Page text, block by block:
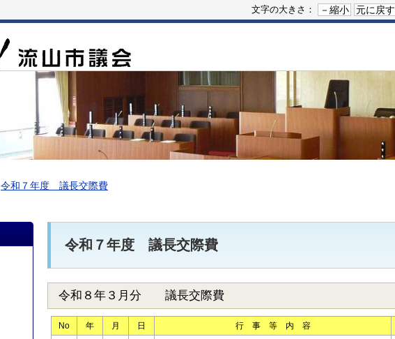
文字の大きさ： －縮小 元に戻す
令和７年度 議長交際費
令和７年度 議長交際費
令和８年３月分 議長交際費
No 年 月 日 行 事 等 内 容